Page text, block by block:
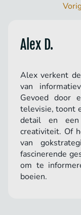
Alex D.
Alex verkent
van
Gevoed door
televisie, toont
detail en een
creativiteit. Of
van
fascinerende
om te
boeien.